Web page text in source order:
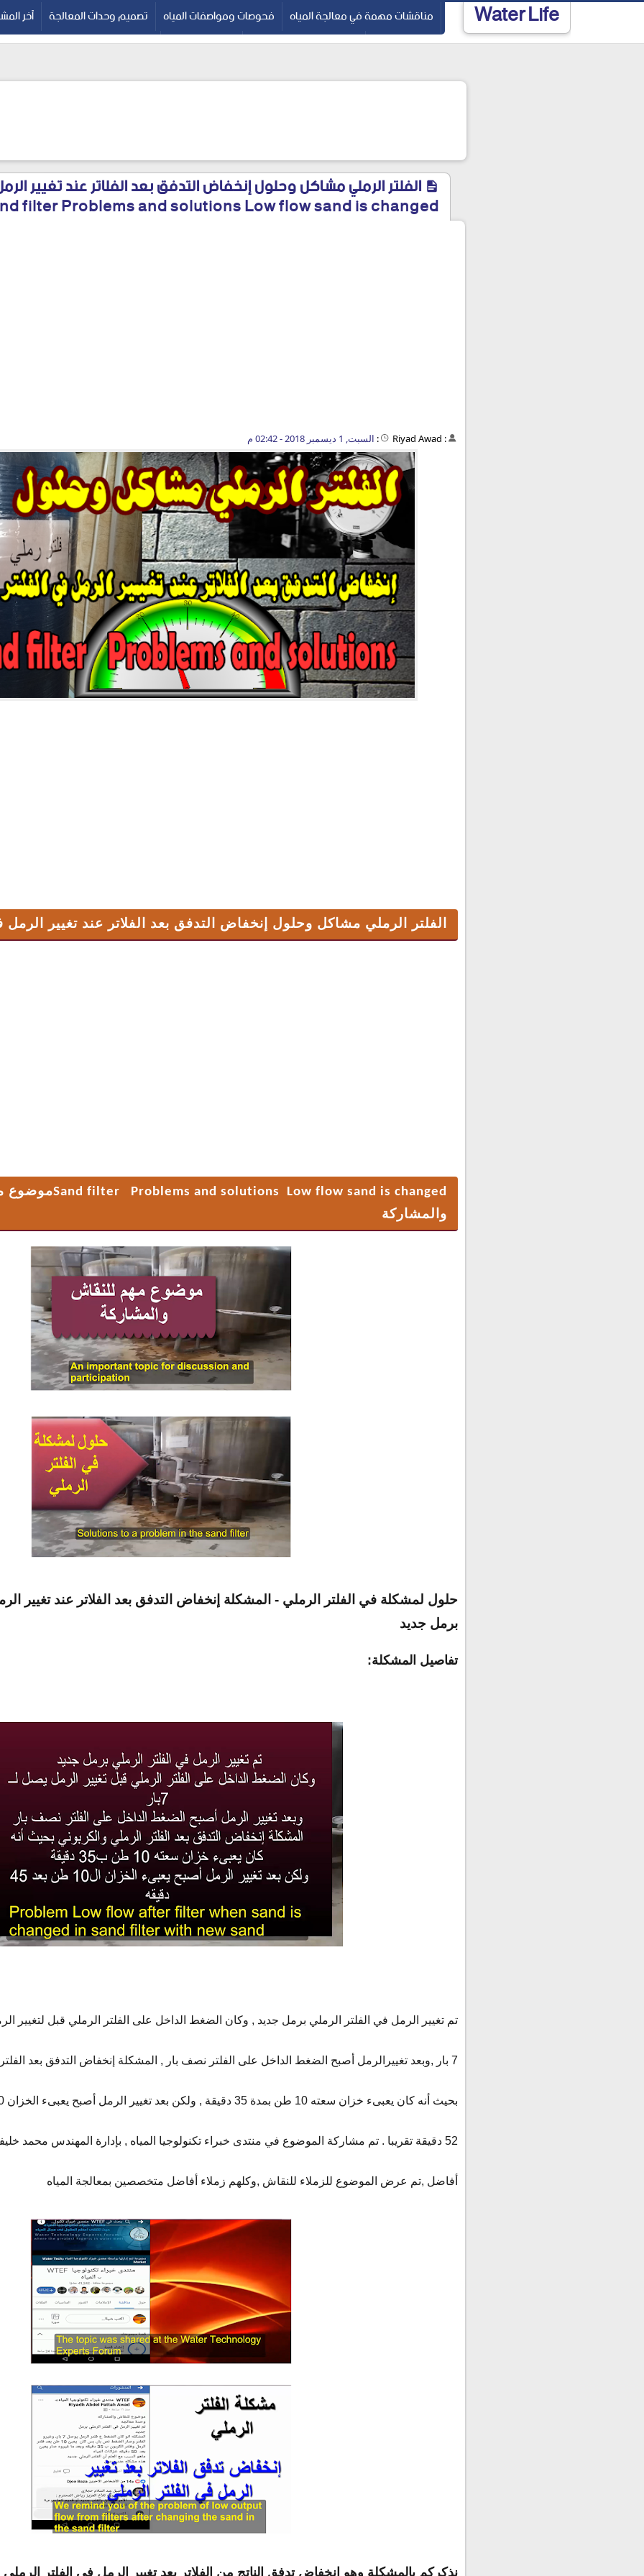
-->
Water Life مناقشات مهمة في معالجة المياه فحوصات ومواصفات المياه تصميم وحدات المعالجة آخر
المياه الجوفية الفحوصات البكتيرية للمياه ??? ??????? الصفحة الرئيسية
الفلتر الرملي مشاكل وحلول إنخفاض التدفق بعد الفلاتر عند تغيير
filter Problems and solutions Low flow sand is changed
:
Riyad Awad
: السبت, 1 ديسمبر 2018 - 02:42 م
الفلتر الرملي مشاكل وحلول إنخفاض التدفق بعد الفلاتر عند تغيير الرمل في الفلتر الرملي
Sand filter Problems and solutions Low flow sand is changedموضوع مهم للنقاش والمشاركة
الفلتر الرملي مشاكل وحلول إنخفاض التدفق بعد الفلاتر عند تغيير الرمل
Sand filter Problems and solutions Low flow sand is changedموضوع
والمشاركة
حلول لمشكلة في الفلتر الرملي - المشكلة إنخفاض التدفق بعد الفلاتر عند تغيير
برمل جديد
تفاصيل المشكلة:
تم تغيير الرمل في الفلتر الرملي برمل جديد , وكان الضغط الداخل على الفلتر الرملي قبل لتغيير
7 بار ,وبعد تغييرالرمل أصبح الضغط الداخل على الفلتر نصف بار , المشكلة إنخفاض التدفق بعد الفلتر الرملي والكربوني
بحيث أنه كان يعبىء خزان سعته 10 طن بمدة 35 دقيقة , ولكن بعد تغيير الرمل أصبح يعبىء الخزان 10 طن بعد
52 دقيقة تقريبا . تم مشاركة الموضوع في منتدى خبراء تكنولوجيا المياه , بإدارة المهندس محمد
أفاضل ,تم عرض الموضوع للزملاء للنقاش ,وكلهم زملاء أفاضل متخصصين بمعالجة المياه
نذكركم بالمشكلة وهو إنخفاض تدفق الناتج من الفلاتر بعد تغيير الرمل في الفلتر الرملي